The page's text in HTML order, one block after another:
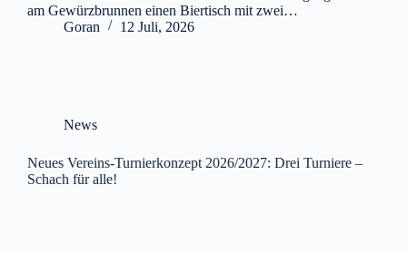
am Gewürzbrunnen einen Biertisch mit zwei…
Goran
12 Juli, 2026
News
Neues Vereins-Turnierkonzept 2026/2027: Drei Turniere –
Schach für alle!